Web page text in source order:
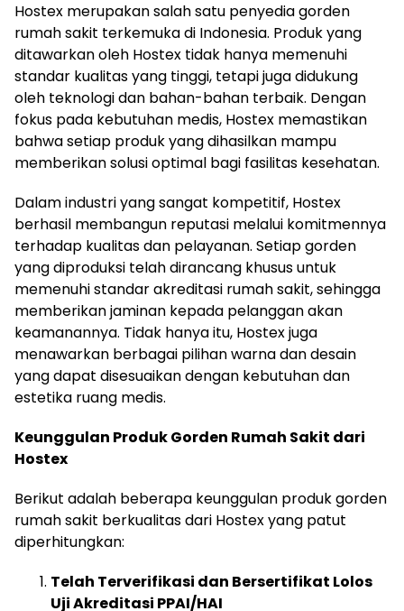
Hostex merupakan salah satu penyedia gorden
rumah sakit terkemuka di Indonesia. Produk yang
ditawarkan oleh Hostex tidak hanya memenuhi
standar kualitas yang tinggi, tetapi juga didukung
oleh teknologi dan bahan-bahan terbaik. Dengan
fokus pada kebutuhan medis, Hostex memastikan
bahwa setiap produk yang dihasilkan mampu
memberikan solusi optimal bagi fasilitas kesehatan.
Dalam industri yang sangat kompetitif, Hostex
berhasil membangun reputasi melalui komitmennya
terhadap kualitas dan pelayanan. Setiap gorden
yang diproduksi telah dirancang khusus untuk
memenuhi standar akreditasi rumah sakit, sehingga
memberikan jaminan kepada pelanggan akan
keamanannya. Tidak hanya itu, Hostex juga
menawarkan berbagai pilihan warna dan desain
yang dapat disesuaikan dengan kebutuhan dan
estetika ruang medis.
Keunggulan Produk Gorden Rumah Sakit dari
Hostex
Berikut adalah beberapa keunggulan produk gorden
rumah sakit berkualitas dari Hostex yang patut
diperhitungkan:
Telah Terverifikasi dan Bersertifikat Lolos
Uji Akreditasi PPAI/HAI